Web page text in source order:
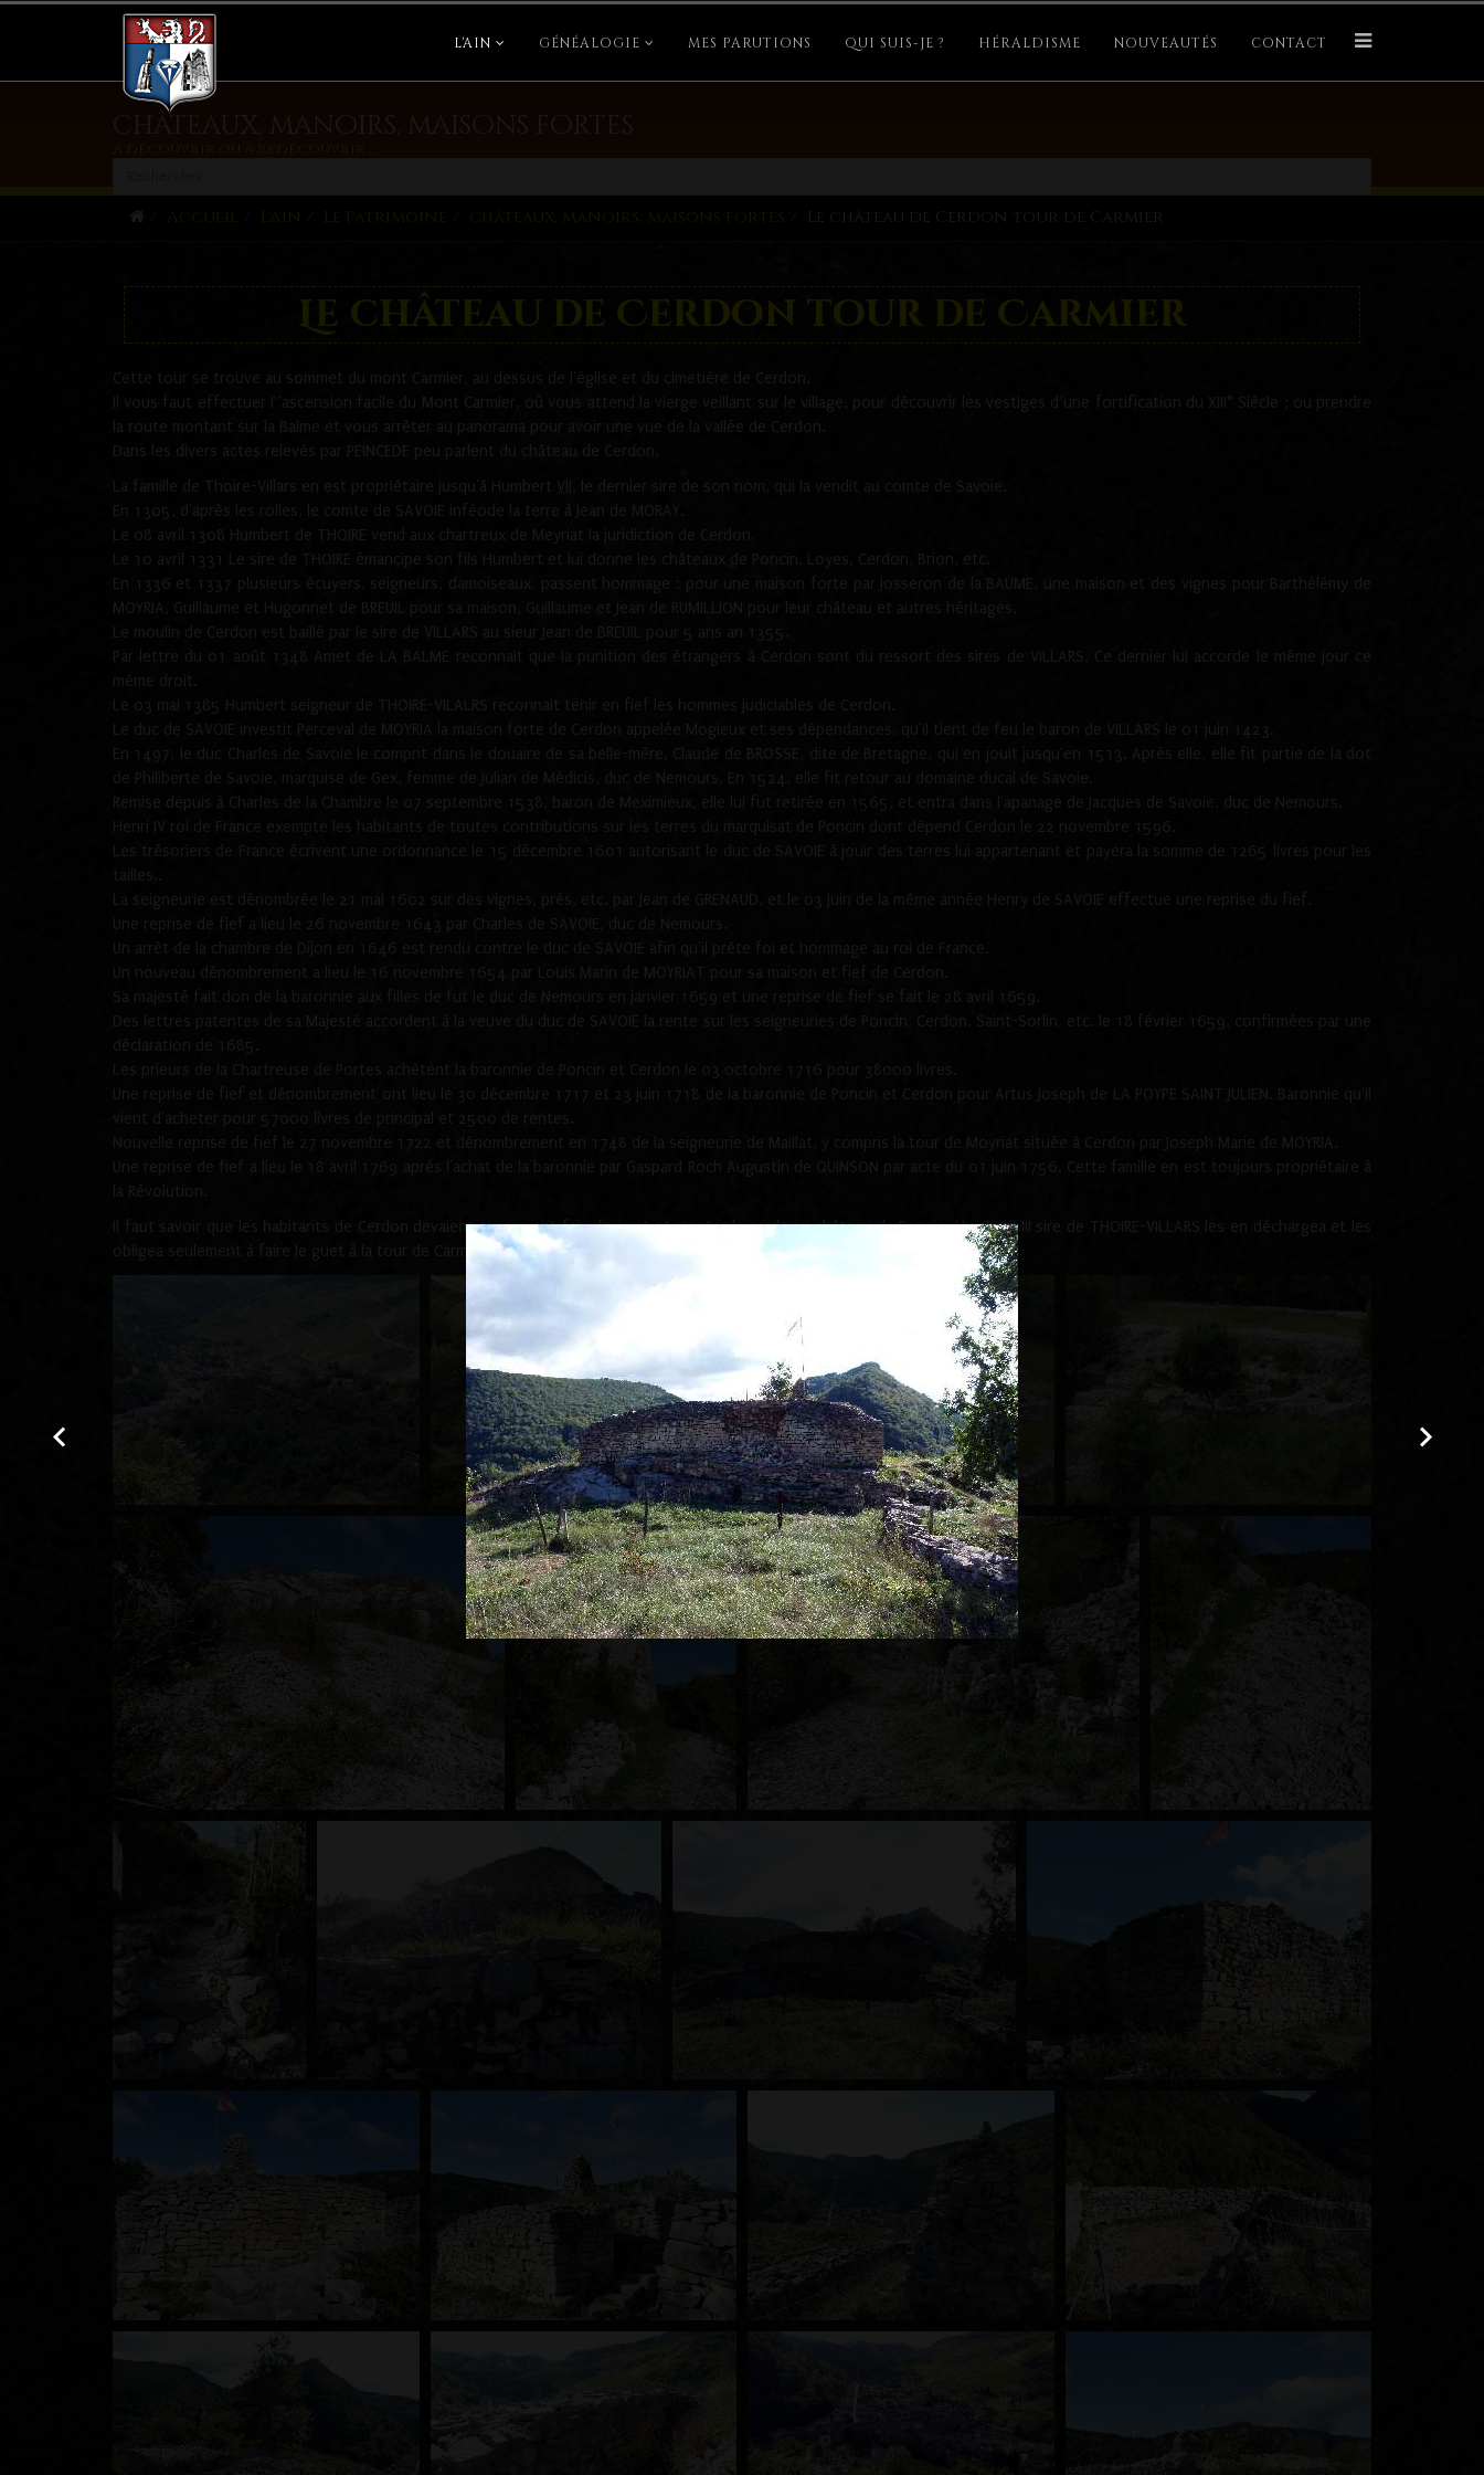
L'AIN GÉNÉALOGIE MES PARUTIONS QUI SUIS-JE ? HÉRALDISME NOUVEAUTÉS CONTACT
châteaux, manoirs, maisons fortes
Le château de Cerdon tour de Carmier
Le château de Cerdon tour de Carmier
Cette tour se trouve au sommet du mont Carmier, au dessus de l'église et du cimetière de Cerdon.
Il vous faut effectuer l'’ascension facile du Mont Carmier, où vous attend la vierge veillant sur le village, pour découvrir les vestiges d’une fortification du XIII° Siècle ; ou prendre
la route montant sur la Balme et vous arrêter au panorama pour avoir une vue de la vallée de Cerdon.
Dans les divers actes relevés par PEINCEDE peu parlent du château de Cerdon,
La famille de Thoire-Villars en est propriétaire jusqu'à
Humbert
, le dernier sire de son nom, qui la vendit au comte de Savoie.
En 1305, d'après les rolles, le comte de SAVOIE inféode la terre à Jean de MORAY.
Le 08 avril 1308 Humbert de THOIRE vend aux chartreux de Meyriat la juridiction de Cerdon.
Le 10 avril 1331 Le sire de THOIRE émancipe son fils Humbert et lui donne les châteaux de Poncin, Loyes, Cerdon, Brion, etc.
En 1336 et 1337 plusieurs écuyers, seigneurs, damoiseaux, passent hommage : pour une maison forte par Josseron de la BAUME, une maison et des vignes pour Barthélémy de
MOYRIA, Guillaume et Hugonnet de BREUIL pour sa maison, Guillaume et Jean de RUMILLION pour leur château et autres héritages.
Le moulin de Cerdon est baillé par le sire de VILLARS au sieur Jean de BREUIL pour 5 ans an 1355.
Par lettre du 01 août 1348 Amet de LA BALME reconnait que la punition des étrangers à Cerdon sont du ressort des sires de VILLARS. Ce dernier lui accorde le même jour ce
même droit.
Le 03 mai 1385 Humbert seigneur de THOIRE-VILALRS reconnait tenir en fief les hommes judiciables de Cerdon.
Le duc de SAVOIE investit Perceval de MOYRIA la maison forte de Cerdon appelée Mogieux et ses dépendances, qu'il tient de feu le baron de VILLARS le 01 juin 1423.
En 1497, le duc Charles de Savoie le comprit dans le douaire de sa belle-mère, Claude de BROSSE, dite de Bretagne, qui en jouit jusqu'en 1513. Après elle, elle fit partie de la dot
de Philiberte de Savoie, marquise de Gex, femme de Julian de Médicis, duc de Nemours. En 1524, elle fit retour au domaine ducal de Savoie.
Remise depuis à Charles de la Chambre le 07 septembre 1538, baron de Meximieux, elle lui fut retirée en 1565, et entra dans l'apanage de Jacques de Savoie, duc de Nemours.
Henri IV roi de France exempte les habitants de toutes contributions sur les terres du marquisat de Poncin dont dépend Cerdon le 22 novembre 1596.
Les trésoriers de France écrivent une ordonnance le 15 décembre 1601 autorisant le duc de SAVOIE à jouir des terres lui appartenant et payera la somme de 1265 livres pour les
tailles..
La seigneurie est dénombrée le 21 mai 1602 sur des vignes, prés, etc. par Jean de GRENAUD, et le 03 juin de la même année Henry de SAVOIE effectue une reprise du fief.
Une reprise de fief a lieu le 26 novembre 1643 par Charles de SAVOIE, duc de Nemours.
Un arrêt de la chambre de Dijon en 1646 est rendu contre le duc de SAVOIE afin qu'il prête foi et hommage au roi de France.
Un nouveau dénombrement a lieu le 16 novembre 1654 par Louis Marin de MOYRIAT pour sa maison et fief de Cerdon.
Sa majesté fait don de la baronnie aux filles de fut le duc de Nemours en janvier 1659 et une reprise de fief se fait le 28 avril 1659.
Des lettres patentes de sa Majesté accordent à la veuve du duc de SAVOIE la rente sur les seigneuries de Poncin, Cerdon, Saint-Sorlin, etc. le 18 février 1659, confirmées par une
déclaration de 1685.
Les prieurs de la Chartreuse de Portes achètent la baronnie de Poncin et Cerdon le 03 octobre 1716 pour 38000 livres.
Une reprise de fief et dénombrement ont lieu le 30 décembre 1717 et 23 juin 1718 de la baronnie de Poncin et Cerdon pour Artus Joseph de LA POYPE SAINT JULIEN. Baronnie qu'il
vient d'acheter pour 57000 livres de principal et 2500 de rentes.
Nouvelle reprise de fief le 27 novembre 1722 et dénombrement en 1748 de la seigneurie de Maillat, y compris la tour de Moyriat située à Cerdon par Joseph Marie de MOYRIA.
Une reprise de fief a lieu le 18 avril 1769 après l'achat de la baronnie par Gaspard Roch Augustin de QUINSON par acte du 01 juin 1756. Cette famille en est toujours propriétaire à
la Révolution.
Il faut savoir que les habitants de Cerdon devaient auparavant faire le guet et monter la garde au château de Poncin. Humbert III sire de THOIRE-VILLARS les en déchargea et les
obligea seulement à faire le guet à la tour de Carmier.